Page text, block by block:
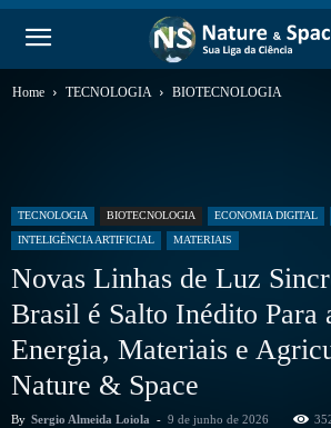
Home TECNOLOGIA BIOTECNOLOGIA
TECNOLOGIA BIOTECNOLOGIA ECONOMIA DIGITAL
INTELIGÊNCIA ARTIFICIAL
MATERIAIS
Novas Linhas de Luz
Brasil é Salto Inédito Para
Energia, Materiais e
Nature & Space
By Sergio Almeida Loiola - 9 de junho de 2026